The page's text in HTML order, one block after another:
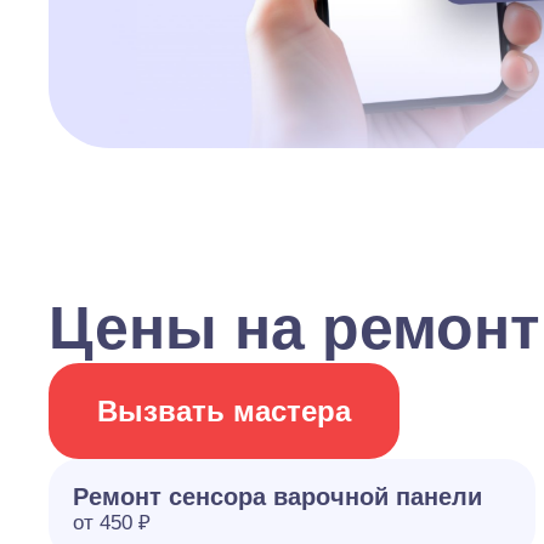
Цены на
Вызвать мастера
Ремонт сенсора варочной панели
от 450 ₽